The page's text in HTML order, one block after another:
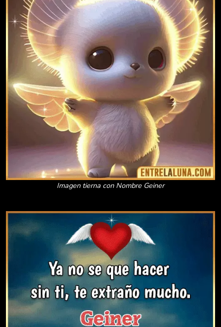
Imagen tierna con Nombre Geiner